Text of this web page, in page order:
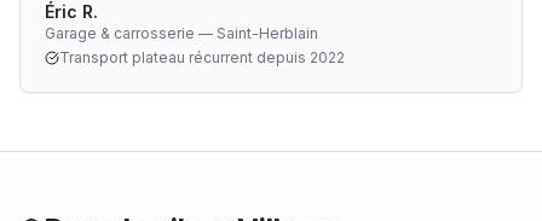
Éric R.
Garage & carrosserie — Saint-Herblain
Transport plateau récurrent depuis 2022